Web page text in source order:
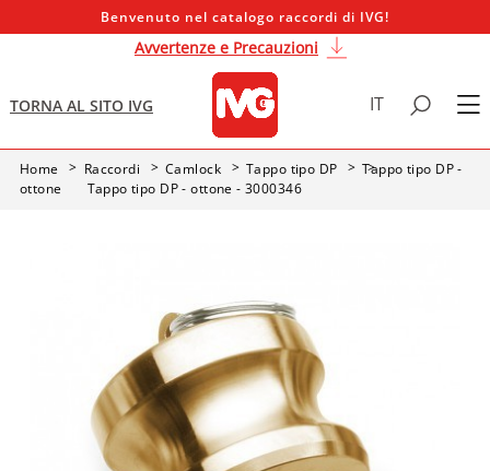
Benvenuto nel catalogo raccordi di IVG!
Avvertenze e Precauzioni
TORNA AL SITO IVG IT
Home Raccordi Camlock Tappo tipo DP
Tappo tipo DP -
ottone
Tappo tipo DP - ottone - 3000346